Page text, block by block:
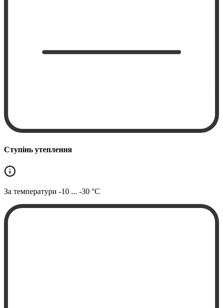
Ступінь утеплення
За температури -10 ... -30 °C